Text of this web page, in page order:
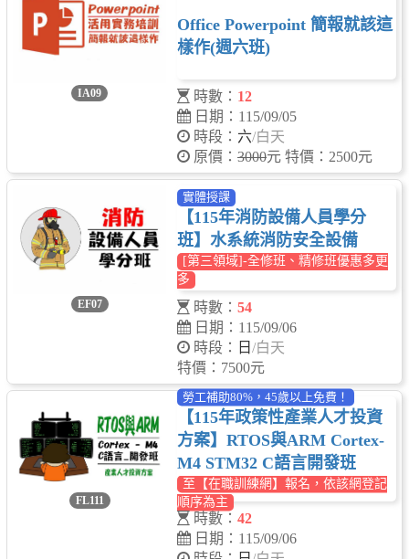
IA09
Office Powerpoint 簡報就該這
樣作(週六班)
時數： 12
日期：115/09/05
時段： 六/白天
原價： 3000元 特價：2500元
EF07
實體授課
【115年消防設備人員學分
班】水系統消防安全設備
[第三領域]-全修班、精修班優惠多更
多
時數： 54
日期：115/09/06
時段：
日 /白天
特價：7500元
FL111
勞工補助80%，45歲以上免費！
【115年政策性產業人才投資
方案】RTOS與ARM Cortex-
M4 STM32 C語言開發班
至【在職訓練網】報名，依該網登記
順序為主
時數： 42
日期：115/09/06